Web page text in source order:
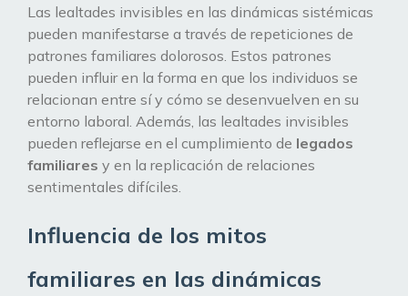
Las lealtades invisibles en las dinámicas sistémicas
pueden manifestarse a través de repeticiones de
patrones familiares dolorosos. Estos patrones
pueden influir en la forma en que los individuos se
relacionan entre sí y cómo se desenvuelven en su
entorno laboral. Además, las lealtades invisibles
pueden reflejarse en el cumplimiento de legados
familiares y en la replicación de relaciones
sentimentales difíciles.
Influencia de los mitos
familiares en las dinámicas